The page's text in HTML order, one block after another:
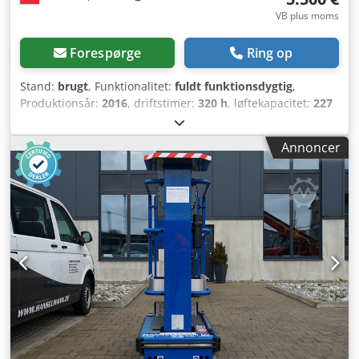
VB plus moms
Forespørge Ring op
Stand: brugt, Funktionalitet: fuldt funktionsdygtig,
Produktionsår: 2016, driftstimer: 320 h, løftekapacitet: 227
, bygningshøjde:
brændstoftype:elektrisk, samlet længde:1.350 mm,
drivtype:Elektro, konstruktionsbredde:750 mm ,
arbejdshøjde:
6.470 mm, Specielt arbejdsplatform
Dcjdpfxeyafbxj Amxok Hastighedsklasse: 4 Teknisk stand:
Ny Batteristand: Ny Beskrivelse: Genie GR-15 er en
kompakt og manøvredygtig personløfteplatform beregnet
til arbejde i højden indendørs og på steder med
begrænset plads. Med en arbejdshøjde på op til 6,47 m,
smal konstruktion og emissionsfri el-drift er maskinen
ideel til vedligeholdelses-, montage- og
installationsarbejde i haller, skoler, indkøbscentre eller
lagerområder. Passer nemt gennem døre, elevatorer og
smalle arbejdsområder. Yderligere information samt
uforpligtende forespørgsler findes på vores hjemmeside –
Annoncer